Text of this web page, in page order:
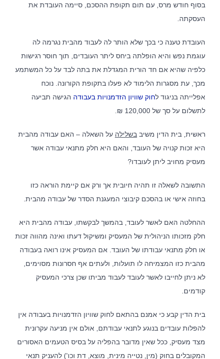
בסוף חודש מרס, עם תום תקופת ההסכם, סיימה העובדת את
העסקתה.
העובדת טענה כי בכך שלא הותר לה לעבוד מהבית נגרמה לה
עוגמת נפש והיא הופלתה ביחס ליתר העובדים, תוך חוסר רגישות
כלפיה שהיא אם חד הורית המגדלת את בתה לבד על כל המשתמע
מכך, עת מסגרות הלימוד לא פעלו בתקופת הקורונה. נוכח
אפלייתה בניגוד לחוק שוויון הזדמנויות בעבודה הגישה תביעה
לתשלום על סך של 120,000 ₪.
ראשית, בית הדין משיב בשלילה על השאלה – האם עבודה מהבית
היא זכות קנויה של העובד, והאם היא חלק מתנאי עבודה אשר
מעסיק מחויב ליתן לעובדו?
התשובה לשאלה זו תהיה חיובית אך ורק אם קיימת הוראה כזו
בחוזה אישי או בהסכם קיבוצי המעגנת הסדר של עבודה מהבית.
ההחלטה האם לאשר לעובד, בהמשך לבקשתו, עבודה מהבית היא
חלק מזכותו הניהולית של המעסיק ומשיקול דעתו ואינה מהווה זכות
או חלק מתנאי עבודתו של העובד. אם המעסיק אינו רואה בעבודה
מהבית כזו המצמיחה לו תועלות, ולעתים אף חסרונות מסוימים,
לא ניתן לחייבו לאשר לעובד לעבוד מביתו שכן צרכי המעסיק
קודמים.
בית הדין קבע כי אמנם בהתאם לחוק שוויון הזדמנויות בעבודה אין
להפלות עובדים בנוגע לתנאי עבודתם, אולם אין מניעה עקרונית
מצד מעסיק, ככל שאין מדובר בהפליה על בסיס הטעמים האסורים
המקובלים בחוק (מין, נטייה מינית, מוצא, דת וכו') להעניק תנאי